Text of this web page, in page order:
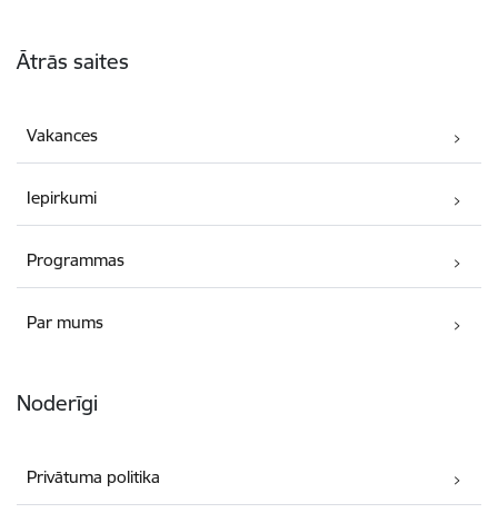
Ātrās saites
Vakances
Iepirkumi
Programmas
Par mums
Noderīgi
Privātuma politika